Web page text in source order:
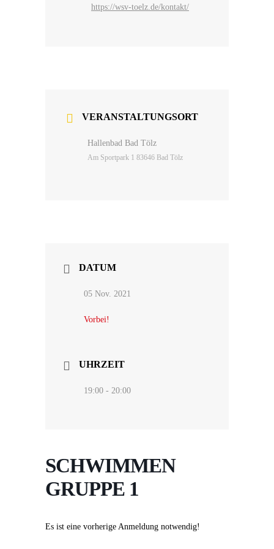
https://wsv-toelz.de/kontakt/
VERANSTALTUNGSORT
Hallenbad Bad Tölz
Am Sportpark 1 83646 Bad Tölz
DATUM
05 Nov. 2021
Vorbei!
UHRZEIT
19:00 - 20:00
SCHWIMMEN
GRUPPE 1
Es ist eine vorherige Anmeldung notwendig!